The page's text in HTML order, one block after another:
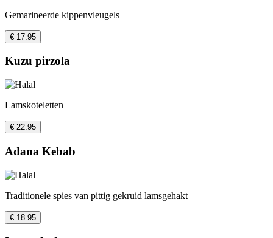
Gemarineerde kippenvleugels
€ 17.95
Kuzu pirzola
Lamskoteletten
€ 22.95
Adana Kebab
Traditionele spies van pittig gekruid lamsgehakt
€ 18.95